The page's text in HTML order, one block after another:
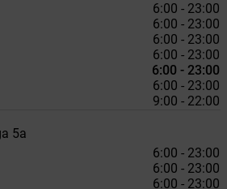
6:00 - 23:00
6:00 - 23:00
6:00 - 23:00
6:00 - 23:00
6:00 - 23:00
6:00 - 23:00
9:00 - 22:00
5a
6:00 - 23:00
6:00 - 23:00
6:00 - 23:00